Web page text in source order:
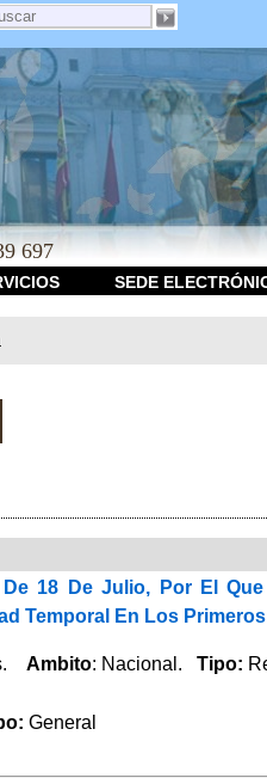
697
SEDE
De 18 De Julio, Por El
Temporal En Los
Ambito: Nacional. Tipo:
General